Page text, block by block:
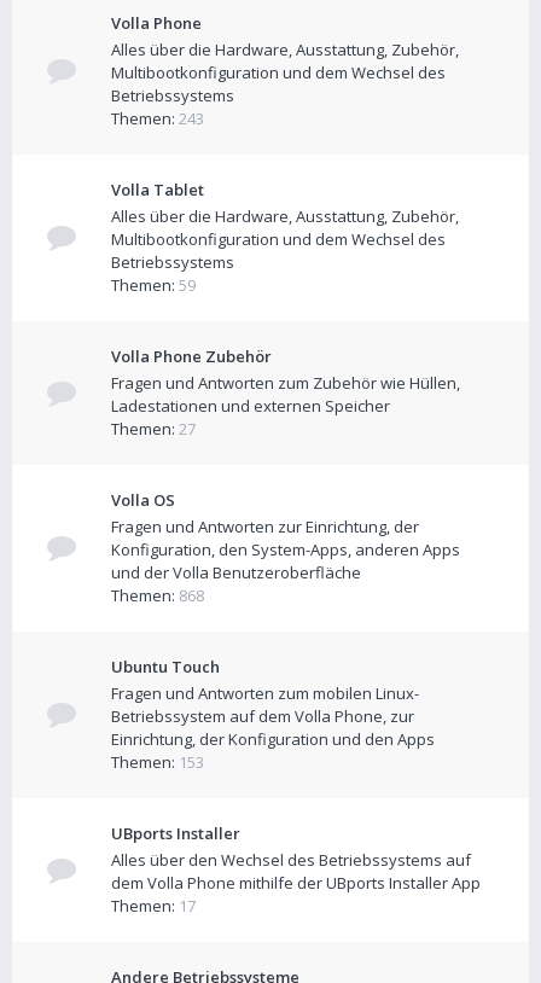
Volla Phone
Alles über die Hardware, Ausstattung, Zubehör,
Multibootkonfiguration und dem Wechsel des
Betriebssystems
Themen: 243
Volla Tablet
Alles über die Hardware, Ausstattung, Zubehör,
Multibootkonfiguration und dem Wechsel des
Betriebssystems
Themen: 59
Volla Phone Zubehör
Fragen und Antworten zum Zubehör wie Hüllen,
Ladestationen und externen Speicher
Themen: 27
Volla OS
Fragen und Antworten zur Einrichtung, der
Konfiguration, den System-Apps, anderen Apps
und der Volla Benutzeroberfläche
Themen: 868
Ubuntu Touch
Fragen und Antworten zum mobilen Linux-
Betriebssystem auf dem Volla Phone, zur
Einrichtung, der Konfiguration und den Apps
Themen: 153
UBports Installer
Alles über den Wechsel des Betriebssystems auf
dem Volla Phone mithilfe der UBports Installer App
Themen: 17
Andere Betriebssysteme